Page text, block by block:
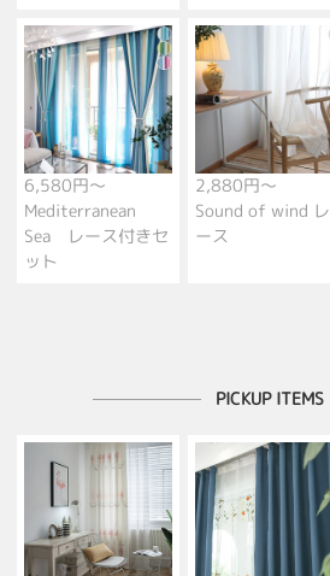
6,580円～
Mediterranean
Sea レース付きセ
ット
2,880円～
Sound of wind レ
ース
PICKUP ITEMS